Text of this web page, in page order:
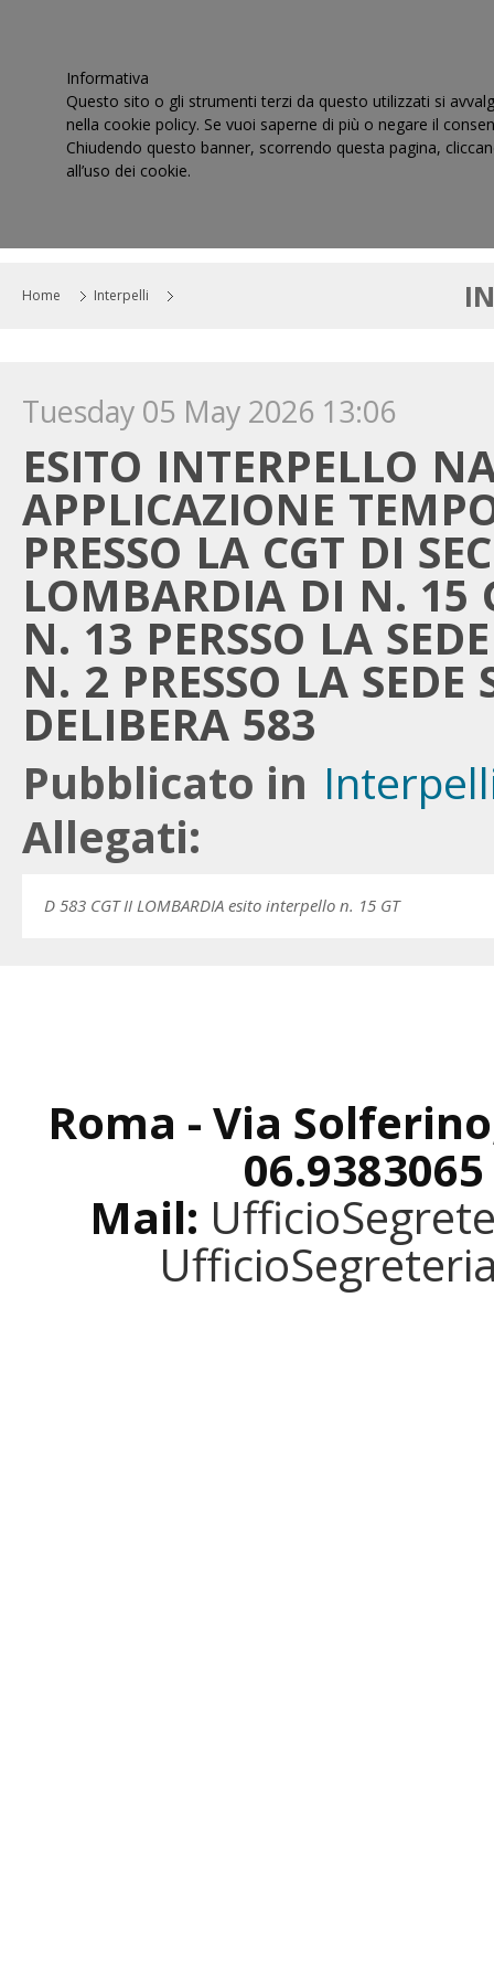
Home Interpelli
Tuesday 05 May 2026 13:06
ESITO INTERPELLO
APPLICAZIONE
PRESSO LA CGT DI
LOMBARDIA DI N. 15
N. 13 PERSSO LA
N. 2 PRESSO LA SEDE
DELIBERA 583
Pubblicato in
Allegati:
D 583 CGT II LOMBARDIA esito interpello n. 15 GT
Roma - Via
Mail:
Informativa
Questo sito o gli strumenti terzi da questo utilizzati si
nella cookie policy. Se vuoi saperne di più o negare il
Chiudendo questo banner, scorrendo questa pagina,
all’uso dei cookie.